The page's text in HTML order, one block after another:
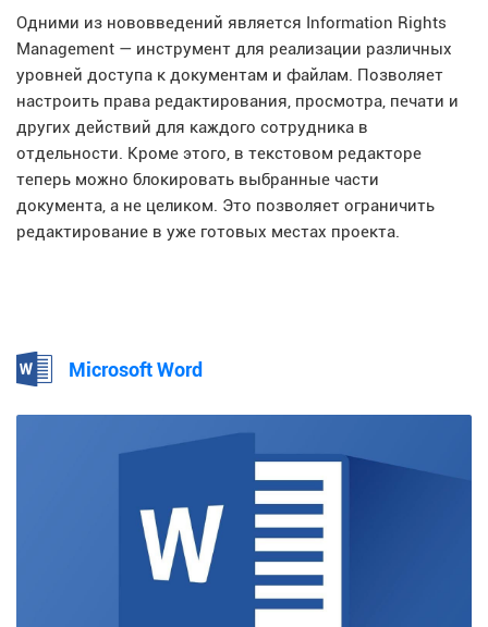
Одними из нововведений является Information Rights
Management — инструмент для реализации различных
уровней доступа к документам и файлам. Позволяет
настроить права редактирования, просмотра, печати и
других действий для каждого сотрудника в
отдельности. Кроме этого, в текстовом редакторе
теперь можно блокировать выбранные части
документа, а не целиком. Это позволяет ограничить
редактирование в уже готовых местах проекта.
Microsoft Word